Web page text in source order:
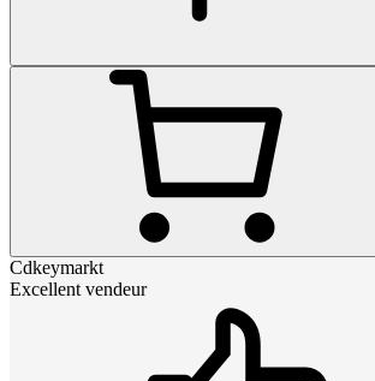
Cdkeymarkt
Excellent vendeur